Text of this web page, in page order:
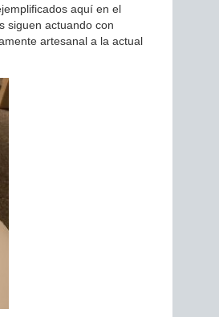
aquí en el
siguen actuando con
artesanal a la actual